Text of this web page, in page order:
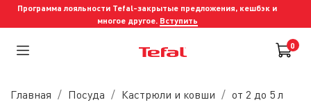
Программа лояльности Tefal-закрытые предложения, кешбэк и
многое другое. Вступить
0
Главная Посуда Кастрюли и ковши от 2 до 5 л